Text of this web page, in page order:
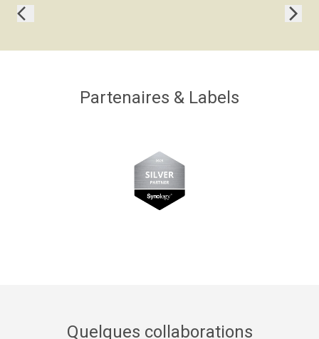
Partenaires & Labels
Quelques collaborations